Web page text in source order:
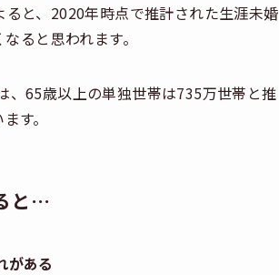
と、2020年時点で推計された生涯未婚
ると思われます。
、65歳以上の単独世帯は735万世帯と推
す。
と…
がある